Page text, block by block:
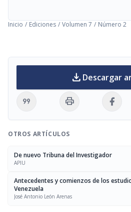
Inicio / Ediciones / Volumen 7 / Número 2
download Descargar
format_quote print
OTROS ARTÍCULOS
De nuevo Tribuna del Investigador
APIU
Antecedentes y comienzos de los
Venezuela
José Antonio León Arenas